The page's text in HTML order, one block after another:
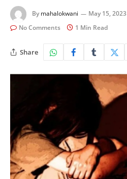
By mahalokwani May 15, 2023
No Comments
1 Min Read
Share